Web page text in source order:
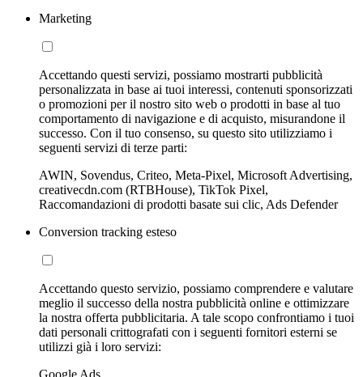
Marketing
Accettando questi servizi, possiamo mostrarti pubblicità
personalizzata in base ai tuoi interessi, contenuti sponsorizzati
o promozioni per il nostro sito web o prodotti in base al tuo
comportamento di navigazione e di acquisto, misurandone il
successo. Con il tuo consenso, su questo sito utilizziamo i
seguenti servizi di terze parti:
AWIN, Sovendus, Criteo, Meta-Pixel, Microsoft Advertising,
creativecdn.com (RTBHouse), TikTok Pixel,
Raccomandazioni di prodotti basate sui clic, Ads Defender
Conversion tracking esteso
Accettando questo servizio, possiamo comprendere e valutare
meglio il successo della nostra pubblicità online e ottimizzare
la nostra offerta pubblicitaria. A tale scopo confrontiamo i tuoi
dati personali crittografati con i seguenti fornitori esterni se
utilizzi già i loro servizi:
Google Ads